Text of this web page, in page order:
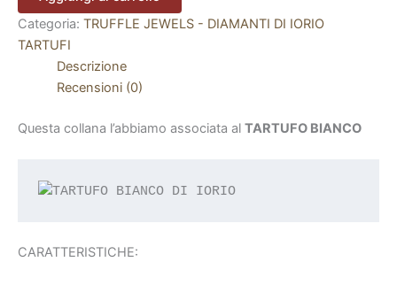
Categoria: TRUFFLE JEWELS - DIAMANTI DI IORIO
TARTUFI
Descrizione
Recensioni (0)
Questa collana l’abbiamo associata al TARTUFO BIANCO
CARATTERISTICHE: